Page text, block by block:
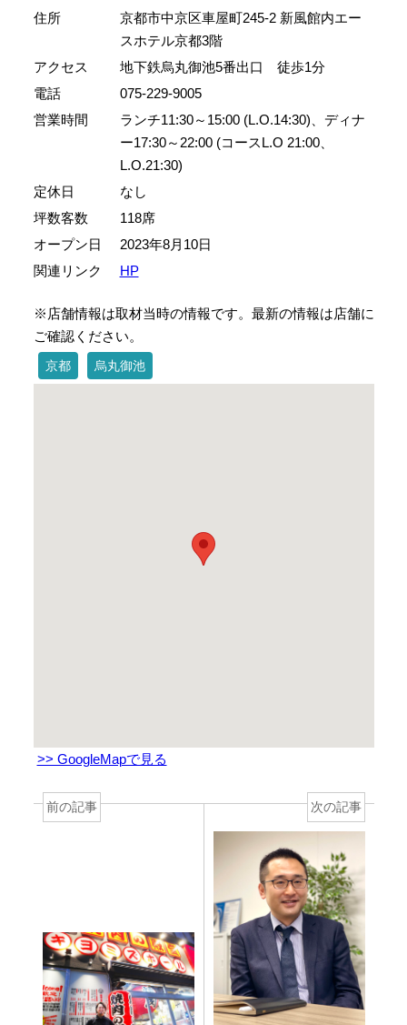
住所
京都市中京区車屋町245-2 新風館内エー
スホテル京都3階
アクセス
地下鉄烏丸御池5番出口 徒歩1分
電話
075-229-9005
営業時間
ランチ11:30～15:00 (L.O.14:30)、ディナ
ー17:30～22:00 (コースL.O 21:00、
L.O.21:30)
定休日
なし
坪数客数
118席
オープン日
2023年8月10日
関連リンク
HP
※店舗情報は取材当時の情報です。最新の情報は店舗に
ご確認ください。
京都 烏丸御池
>> GoogleMapで見る
前の記事 次の記事